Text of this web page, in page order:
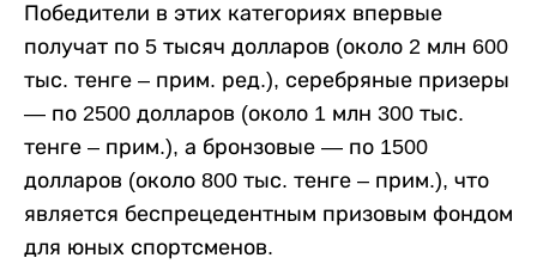
Победители в этих категориях впервые
получат по 5 тысяч долларов (около 2 млн 600
тыс. тенге – прим. ред.), серебряные призеры
— по 2500 долларов (около 1 млн 300 тыс.
тенге – прим.), а бронзовые — по 1500
долларов (около 800 тыс. тенге – прим.), что
является беспрецедентным призовым фондом
для юных спортсменов.